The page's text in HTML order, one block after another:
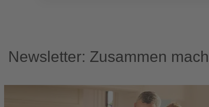
Newsletter: Zusammen